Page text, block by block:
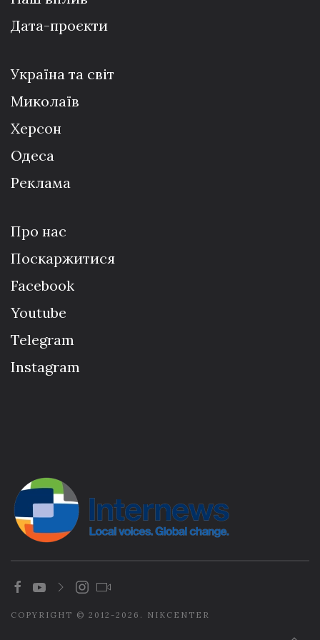
Дата-проєкти
Україна та світ
Миколаїв
Херсон
Одеса
Реклама
Про нас
Поскаржитися
Facebook
Youtube
Telegram
Instagram
COPYRIGHT © 2012-2026. NIKCENTER